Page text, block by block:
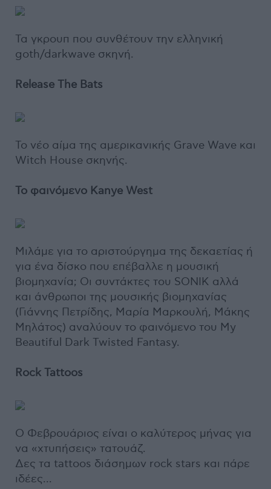
Τα γκρουπ που συνθέτουν την ελληνική
goth/darkwave σκηνή.
Release The Bats
Το νέο αίμα της αμερικανικής Grave Wave και
Witch House σκηνής.
Το φαινόμενο Kanye West
Μιλάμε για το αριστούργημα της δεκαετίας ή
για ένα δίσκο που επέβαλλε η μουσική
βιομηχανία; Οι συντάκτες του SONIK αλλά
και άνθρωποι της μουσικής βιομηχανίας
(Γιάννης Πετρίδης, Μαρία Μαρκουλή, Μάκης
Μηλάτος) αναλύουν το φαινόμενο του My
Beautiful Dark Twisted Fantasy.
Rock Tattoos
O Φεβρουάριος είναι ο καλύτερος μήνας για
να «χτυπήσεις» τατουάζ.
Δες τα tattoos διάσημων rock stars και πάρε
ιδέες...